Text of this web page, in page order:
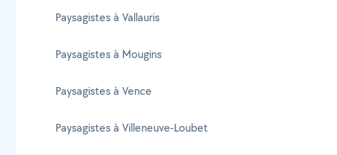
Paysagistes à Vallauris
Paysagistes à Mougins
Paysagistes à Vence
Paysagistes à Villeneuve-Loubet